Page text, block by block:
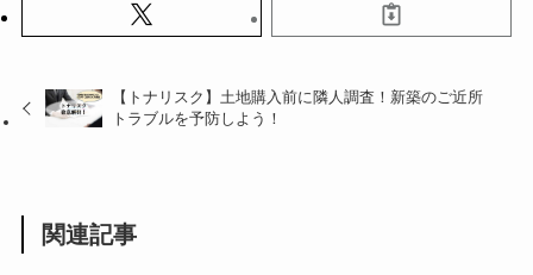
【トナリスク】土地購入前に隣人調査！新築のご近所
トラブルを予防しよう！
関連記事